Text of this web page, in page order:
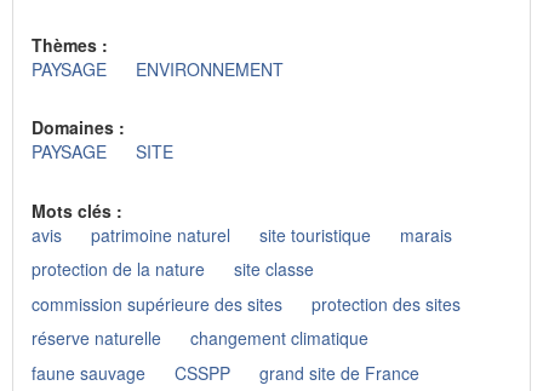
Thèmes :
PAYSAGE
ENVIRONNEMENT
Domaines :
PAYSAGE
SITE
Mots clés :
avis
patrimoine naturel site touristique
marais
protection de la nature
site classe
commission supérieure des sites
protection des sites
réserve naturelle
changement climatique
faune sauvage
CSSPP grand site de France